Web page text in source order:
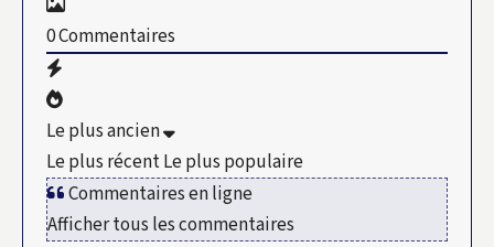
0Commentaires
Le plus ancien
Le plus récentLe plus populaire
Commentaires en ligne
Afficher tous les commentaires